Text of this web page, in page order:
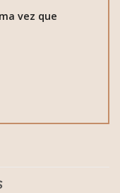
vez que